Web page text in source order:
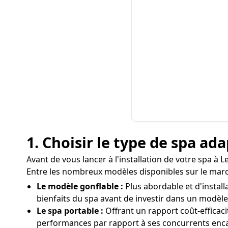
1. Choisir le type de spa
Avant de vous lancer à l'installation de votre spa à
Entre les nombreux modèles disponibles sur le
Le modèle gonflable : Plus abordable et
bienfaits du spa avant de investir dans un
Le spa portable : Offrant un rapport coût-
performances par rapport à ses concurrents